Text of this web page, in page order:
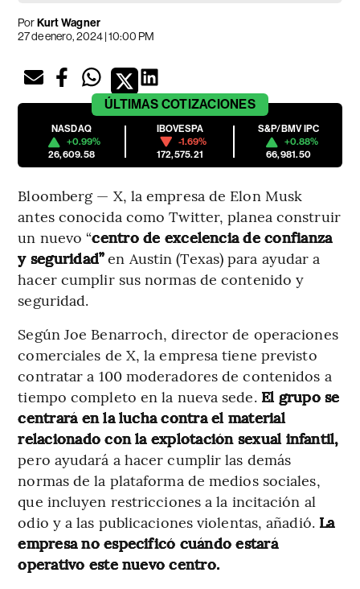
PorKurt Wagner
27 de enero, 2024 | 10:00 PM
ÚLTIMAS COTIZACIONES
NASDAQ
+0.99%
26,609.58
IBOVESPA
-1.69%
172,575.21
S&P/BMV IPC
+0.88%
66,981.50
Bloomberg — X, la empresa de Elon Musk
antes conocida como Twitter, planea construir
un nuevo “centro de excelencia de confianza
y seguridad”en Austin (Texas) para ayudar a
hacer cumplir sus normas de contenido y
seguridad.
Según Joe Benarroch, director de operaciones
comerciales de X, la empresa tiene previsto
contratar a 100 moderadores de contenidos a
tiempo completo en la nueva sede.El grupo se
centrará en la lucha contra el material
relacionado con la explotación sexual infantil,
pero ayudará a hacer cumplir las demás
normas de la plataforma de medios sociales,
que incluyen restricciones a la incitación al
odio y a las publicaciones violentas, añadió. La
empresa no especificó cuándo estará
operativo este nuevo centro.